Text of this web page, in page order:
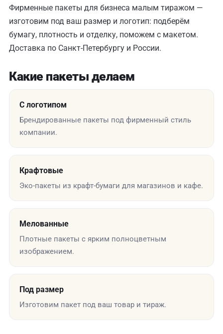
Фирменные пакеты для бизнеса малым тиражом —
изготовим под ваш размер и логотип: подберём
бумагу, плотность и отделку, поможем с макетом.
Доставка по Санкт-Петербургу и России.
Какие пакеты делаем
С логотипом
Брендированные пакеты под фирменный стиль
компании.
Крафтовые
Эко-пакеты из крафт-бумаги для магазинов и кафе.
Мелованные
Плотные пакеты с ярким полноцветным
изображением.
Под размер
Изготовим пакет под ваш товар и тираж.